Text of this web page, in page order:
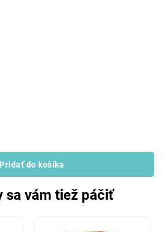
Pridať do košíka
sa vám tiež páčiť